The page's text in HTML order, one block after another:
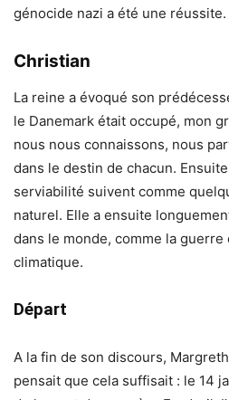
génocide nazi a été une réussite.
Christian
La reine a évoqué son
le Danemark était occupé, mon
nous nous connaissons, nous
dans le destin de chacun.
serviabilité suivent comme
naturel. Elle a ensuite
dans le monde, comme la
climatique.
Départ
A la fin de son discours,
pensait que cela suffisait : le 14